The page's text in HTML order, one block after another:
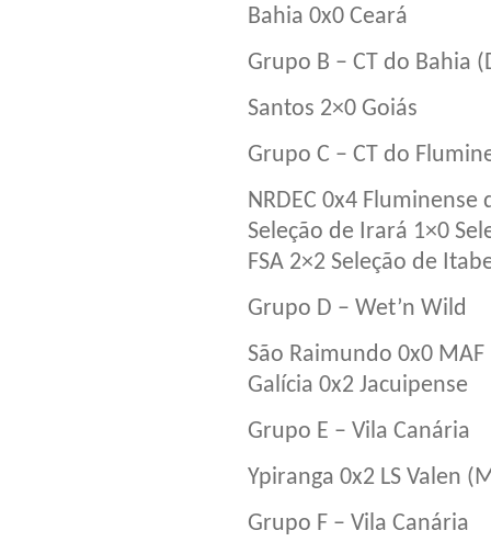
Bahia 0x0 Ceará
Grupo B – CT do Bahia
Santos 2×0 Goiás
Grupo C – CT do
NRDEC 0x4 Fluminense
Seleção de Irará 1×0
FSA 2×2 Seleção de
Grupo D – Wet’n Wild
São Raimundo 0x0 MAF
Galícia 0x2 Jacuipense
Grupo E – Vila Canária
Ypiranga 0x2 LS Valen
Grupo F – Vila Canária